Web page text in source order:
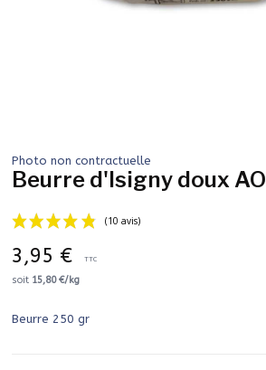
Photo non contractuelle
Beurre d'Isigny doux
3,95 € TTC
soit 15,80 €/kg
Beurre 250 gr